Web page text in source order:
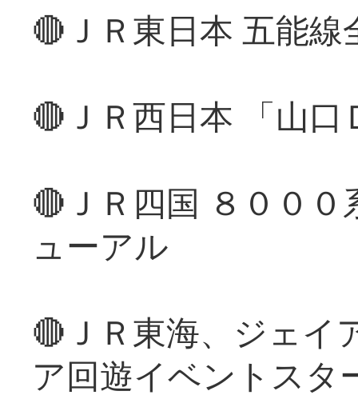
🔴ＪＲ東日本 五能
🔴ＪＲ西日本 「山
🔴ＪＲ四国 ８００
ューアル
🔴ＪＲ東海、ジェイ
ア回遊イベントスタ